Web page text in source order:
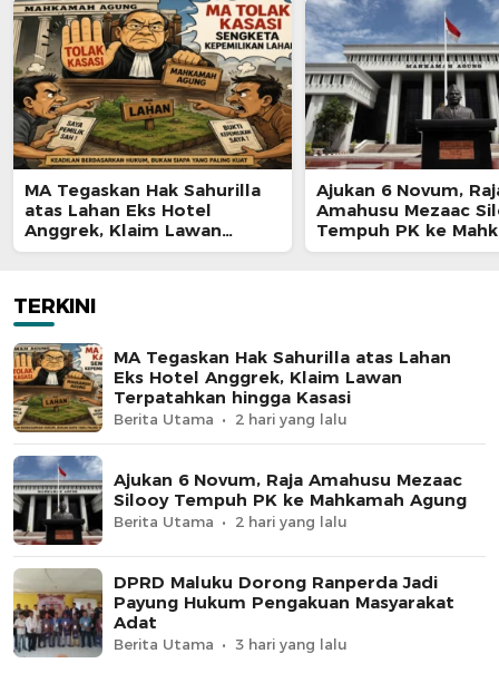
MA Tegaskan Hak Sahurilla
atas Lahan Eks Hotel
Anggrek, Klaim Lawan
Terpatahkan hingga Kasasi
Ajukan 6 Novum,
Amahusu Mezaac
Tempuh PK ke
Agung
TERKINI
MA Tegaskan Hak Sahurilla atas Lahan
Eks Hotel Anggrek, Klaim Lawan
Terpatahkan hingga Kasasi
Berita Utama 2 hari yang lalu
Ajukan 6 Novum, Raja Amahusu Mezaac
Silooy Tempuh PK ke Mahkamah Agung
Berita Utama 2 hari yang lalu
DPRD Maluku Dorong Ranperda Jadi
Payung Hukum Pengakuan Masyarakat
Adat
Berita Utama 3 hari yang lalu